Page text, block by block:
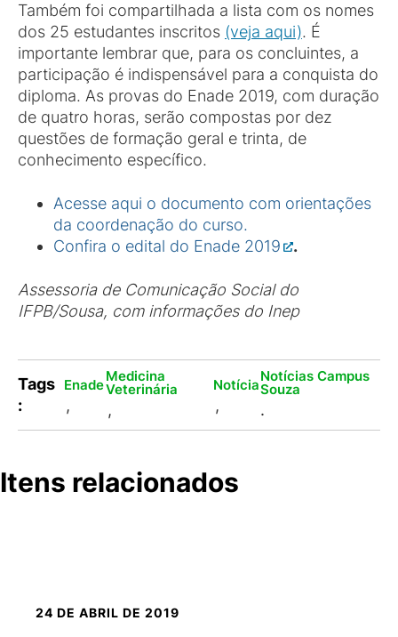
Também foi compartilhada a lista com os nomes
dos 25 estudantes inscritos (veja aqui). É
importante lembrar que, para os concluintes, a
participação é indispensável para a conquista do
diploma. As provas do Enade 2019, com duração
de quatro horas, serão compostas por dez
questões de formação geral e trinta, de
conhecimento específico.
Acesse aqui o documento com orientações
da coordenação do curso.
Confira o edital do Enade 2019
.
Assessoria de Comunicação Social do
IFPB/Sousa, com informações do Inep
Tags
:
Enade
,
Medicina
Veterinária
,
Notícia
,
Notícias Campus
Souza
.
Itens relacionados
24 DE ABRIL DE 2019